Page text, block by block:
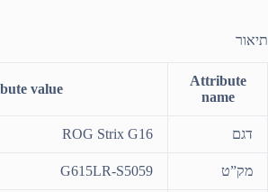
תיאור
Attribute
name
value
דגם ROG Strix G16
מק”ט G615LR-S5059